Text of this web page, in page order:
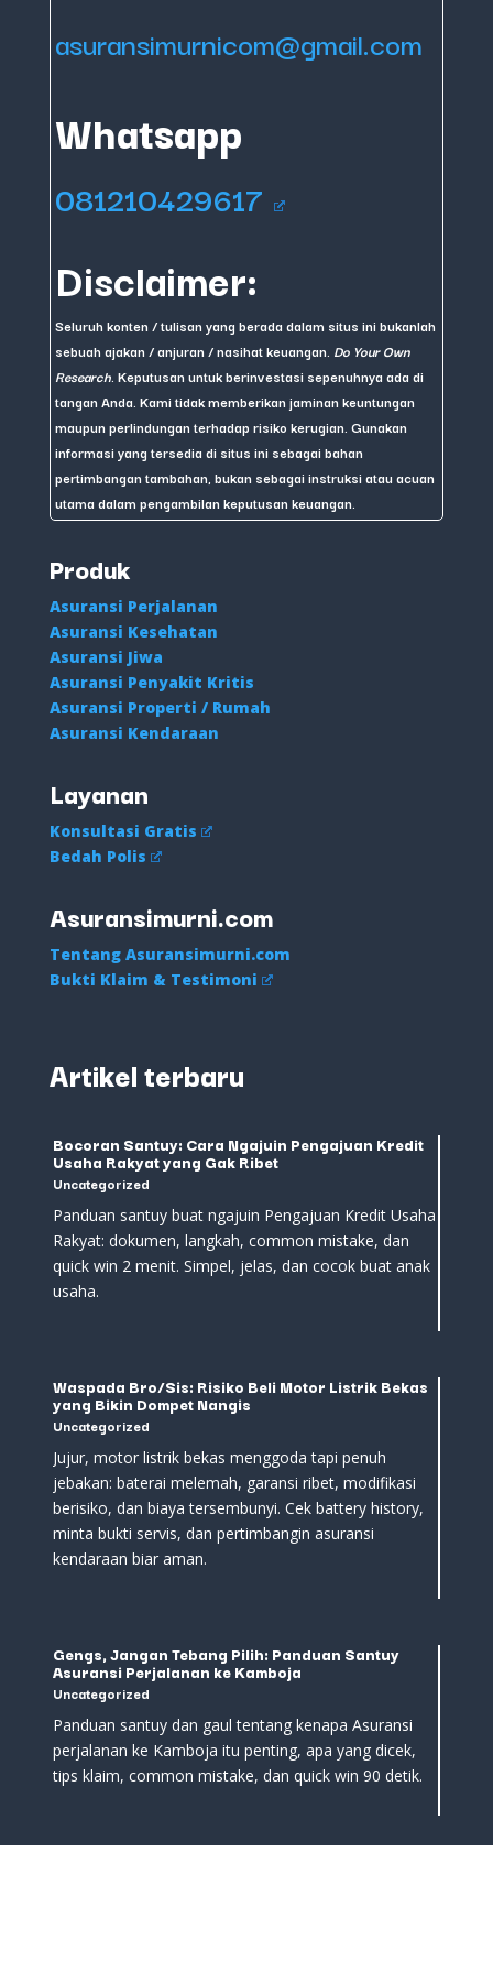
asuransimurnicom@gmail.com
Whatsapp
081210429617
Disclaimer:
Seluruh konten / tulisan yang berada dalam situs ini bukanlah
sebuah ajakan / anjuran / nasihat keuangan. Do Your Own
Research . Keputusan untuk berinvestasi sepenuhnya ada di
tangan Anda. Kami tidak memberikan jaminan keuntungan
maupun perlindungan terhadap risiko kerugian. Gunakan
informasi yang tersedia di situs ini sebagai bahan
pertimbangan tambahan, bukan sebagai instruksi atau acuan
utama dalam pengambilan keputusan keuangan.
Produk
Asuransi Perjalanan
Asuransi Kesehatan
Asuransi Jiwa
Asuransi Penyakit Kritis
Asuransi Properti / Rumah
Asuransi Kendaraan
Layanan
Konsultasi Gratis
Bedah Polis
Asuransimurni.com
Tentang Asuransimurni.com
Bukti Klaim & Testimoni
Artikel terbaru
Bocoran Santuy: Cara Ngajuin Pengajuan Kredit
Usaha Rakyat yang Gak Ribet
Uncategorized
Panduan santuy buat ngajuin Pengajuan Kredit Usaha
Rakyat: dokumen, langkah, common mistake, dan
quick win 2 menit. Simpel, jelas, dan cocok buat anak
usaha.
Waspada Bro/Sis: Risiko Beli Motor Listrik Bekas
yang Bikin Dompet Nangis
Uncategorized
Jujur, motor listrik bekas menggoda tapi penuh
jebakan: baterai melemah, garansi ribet, modifikasi
berisiko, dan biaya tersembunyi. Cek battery history,
minta bukti servis, dan pertimbangin asuransi
kendaraan biar aman.
Gengs, Jangan Tebang Pilih: Panduan Santuy
Asuransi Perjalanan ke Kamboja
Uncategorized
Panduan santuy dan gaul tentang kenapa Asuransi
perjalanan ke Kamboja itu penting, apa yang dicek,
tips klaim, common mistake, dan quick win 90 detik.